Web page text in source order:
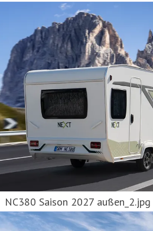
NC380 Saison 2027 außen_2.jpg